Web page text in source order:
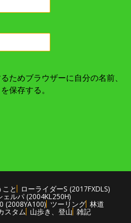
ためブラウザーに自分の名前、
保存する。
と ローライダーS (2017FXDLS)
ェルパ (2004KL250H)
(2008YA100) ツーリング 林道
スタム 山歩き、登山 雑記